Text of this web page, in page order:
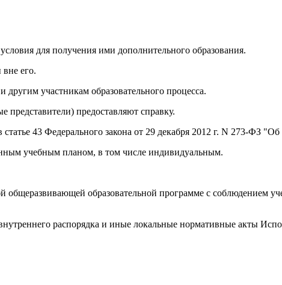
для получения ими дополнительного образования.
его.
участникам образовательного процесса.
представители) предоставляют справку.
статье 43 Федерального закона от 29 декабря 2012 г. N 273-ФЗ
учебным планом, в том числе индивидуальным.
общеразвивающей образовательной программе с соблюдением
распорядка и иные локальные нормативные акты